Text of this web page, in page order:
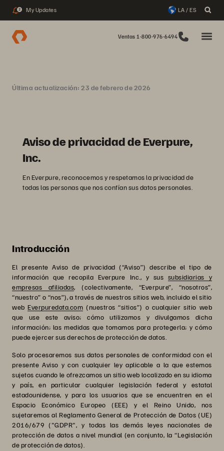
2 My Updates LA / ES
Ventas 1-800-976-6494
Última actualización: 23 de febrero de 2026
Aviso de privacidad de Everpure,
Inc.
En Everpure, reconocemos y respetamos la privacidad de
todas las personas que nos confían sus datos personales.
Introducción
El presente Aviso de privacidad (“Aviso”) describe el tipo de
información que recopila Everpure Inc., y sus subsidiarias y
empresas afiliadas, (colectivamente, “Everpure”, “nosotros”,
“nuestro” o “nos”), a través de nuestros sitios web, incluido el sitio
webEverpuredata.com (nuestros “sitios”) o cualquier sitio web
que use este aviso; cómo utilizamos y divulgamos dicha
información; las medidas que tomamos para protegerla; y cómo
puede ejercer sus derechos de protección de datos.
Solo procesaremos sus datos personales de conformidad con el
presente Aviso y con cualquier ley aplicable a la que estemos
sujetos cuando le ofrezcamos un sitio web localizado en su idioma
y país, en particular cualquier legislación federal y estatal
estadounidense, y para los usuarios que se encuentren en el
Espacio Económico Europeo (EEE) y el Reino Unido, nos
sujetaremos al Reglamento General de Protección de Datos (UE)
2016/679 ("GDPR", y todas las demás leyes nacionales de
protección de datos a nivel mundial (en conjunto, la “Legislación
de protección de datos).